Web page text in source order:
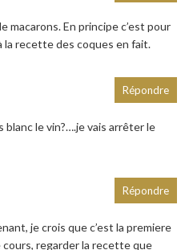
macarons. En principe c’est pour
la recette des coques en fait.
le vin?….je vais arrêter le
Répondre
je crois que c’est la premiere
regarder la recette que
Répondre